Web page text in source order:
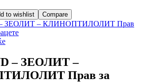
to wishlist Compare
– ЗЕОЛИТ –
Прав за